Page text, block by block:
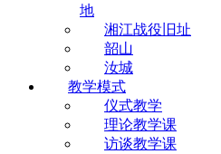
地
湘江战役旧址
韶山
汝城
教学模式
仪式教学
理论教学课
访谈教学课